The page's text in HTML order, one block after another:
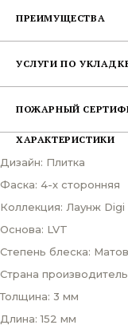
ПРЕИМУЩЕСТВА
УСЛУГИ ПО
ПОЖАРНЫЙ
ХАРАКТЕРИСТИКИ
Дизайн: Плитка
Фаска: 4-х сторонняя
Коллекция: Лаунж Digi
Основа: LVT
Степень блеска:
Страна
Толщина: 3 мм
Длина: 152 мм